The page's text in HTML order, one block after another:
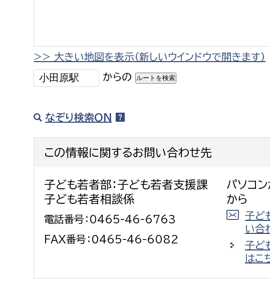
農業委員会事務局
農業委員会事務局
議会局
>> 大きい地図を表示（新しいウインドウで開きます）
からの
なぞり検索ON
この情報に関するお問い合わせ先
子ども若者部：子ども若者支援課
子ども若者相談係
電話番号：0465-46-6763
FAX番号：0465-46-6082
パソコ
から
子ど
い合
子ど
はこ